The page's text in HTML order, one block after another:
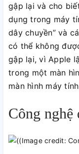
gập lại và cho
dụng trong máy
dây chuyền” và
có thể không
gập lại, vì Apple
trong một màn
màn hình máy
Công nghệ